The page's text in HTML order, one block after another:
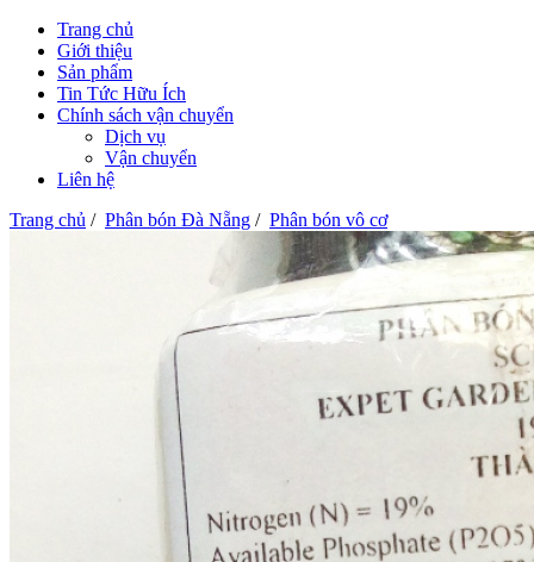
Trang chủ
Giới thiệu
Sản phẩm
Tin Tức Hữu Ích
Chính sách vận chuyển
Dịch vụ
Vận chuyển
Liên hệ
Trang chủ / Phân bón Đà Nẵng / Phân bón vô cơ